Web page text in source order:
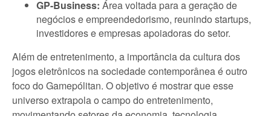
GP-Business: Área voltada para a geração de
negócios e empreendedorismo, reunindo startups,
investidores e empresas apoiadoras do setor.
Além de entretenimento, a importância da cultura dos
jogos eletrônicos na sociedade contemporânea é outro
foco do Gamepólitan. O objetivo é mostrar que esse
universo extrapola o campo do entretenimento,